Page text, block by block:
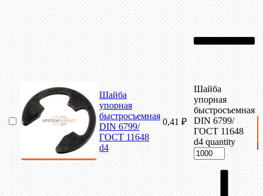
Шайба
упорная
быстросъемная
DIN 6799/
ГОСТ 11648
d4
0,41 ₽
Шайба
упорная
быстросъемная
DIN 6799/
ГОСТ 11648
d4 quantity
В